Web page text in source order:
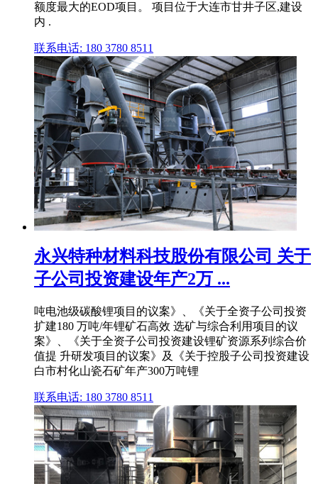
额度最大的EOD项目。 项目位于大连市甘井子区,建设
内 .
联系电话: 180 3780 8511
永兴特种材料科技股份有限公司 关于
子公司投资建设年产2万 ...
吨电池级碳酸锂项目的议案》、《关于全资子公司投资
扩建180 万吨/年锂矿石高效 选矿与综合利用项目的议
案》、《关于全资子公司投资建设锂矿资源系列综合价
值提 升研发项目的议案》及《关于控股子公司投资建设
白市村化山瓷石矿年产300万吨锂
联系电话: 180 3780 8511